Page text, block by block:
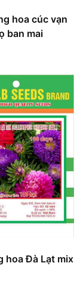
hoa cúc vạn
ban mai
hoa Đà Lạt mix